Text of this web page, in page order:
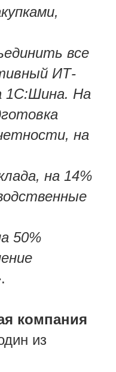
все
ИТ-
1С:Шина. На
на
на 14%
50%
.
компания
из